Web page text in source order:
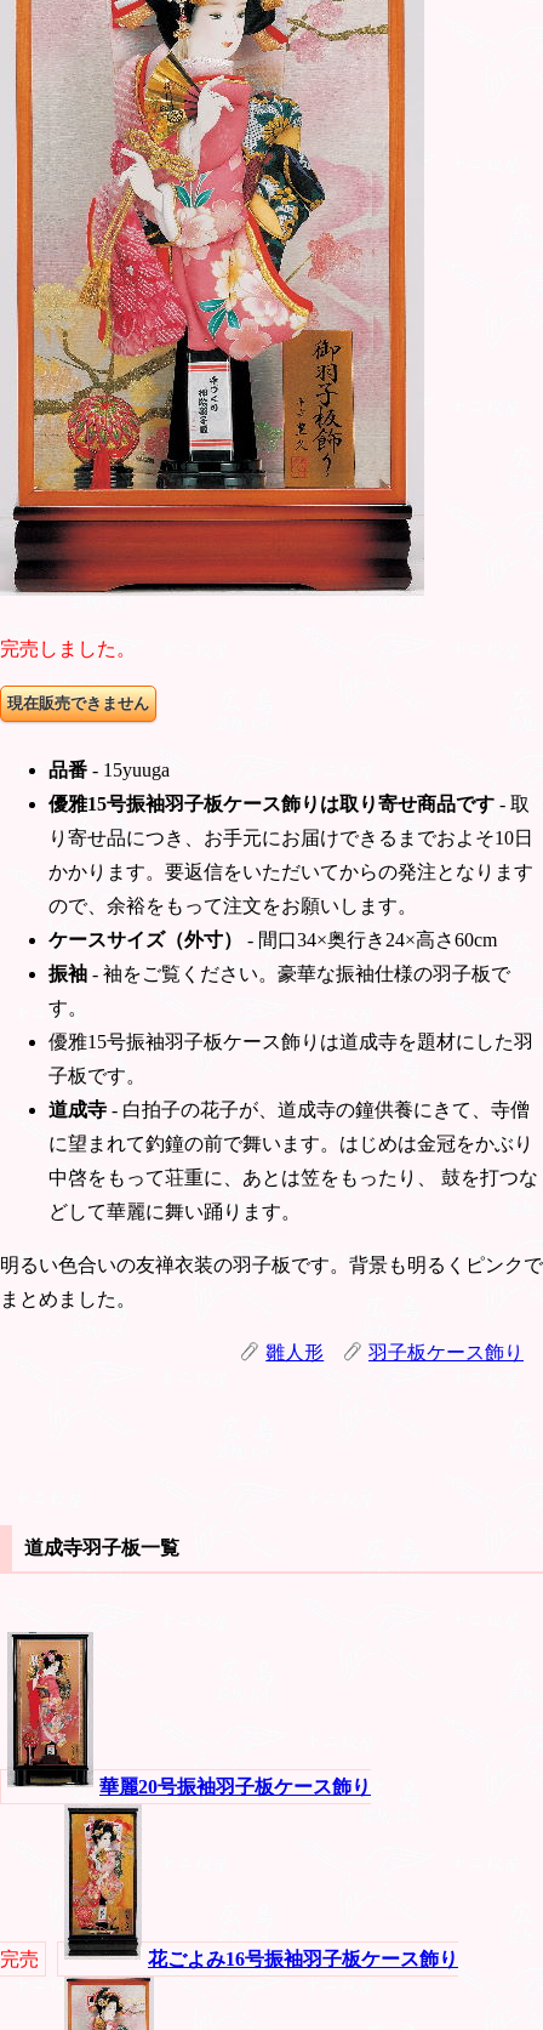
完売しました。
品番 - 15yuuga
優雅15号振袖羽子板ケース飾りは取り寄せ商品です - 取
り寄せ品につき、お手元にお届けできるまでおよそ10日
かかります。要返信をいただいてからの発注となります
ので、余裕をもって注文をお願いします。
ケースサイズ（外寸）
- 間口34×奥行き 24×高さ60cm
振袖 - 袖をご覧ください。豪華な振袖仕様の羽子板で
す。
優雅15号振袖羽子板ケース飾りは道成寺を題材にした羽
子板です。
道成寺 - 白拍子の花子が、道成寺の鐘供養にきて、寺僧
に望まれて釣鐘の前で舞います。はじめは金冠をかぶり
中啓をもって荘重に、あとは笠をもったり、 鼓を打つな
どして華麗に舞い踊ります。
明るい色合いの友禅衣装の羽子板です。背景も明るくピンクで
まとめました。
雛人形 羽子板ケース飾り
道成寺羽子板一覧
華麗20号振袖羽子板ケース飾り
完売 花ごよみ16号振袖羽子板ケース飾り